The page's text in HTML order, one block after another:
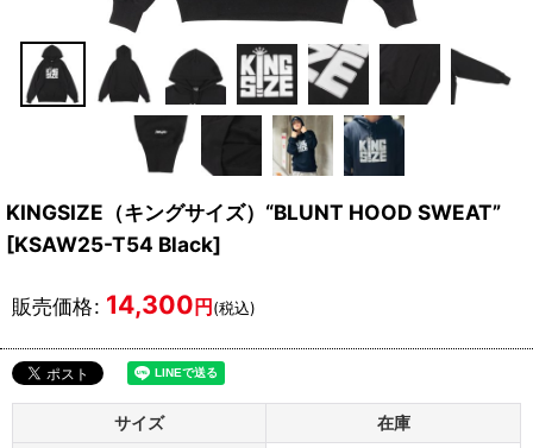
KINGSIZE（キングサイズ）“BLUNT HOOD SWEAT”
[KSAW25-T54 Black]
販売価格: 14,300円(税込)
サイズ
在庫